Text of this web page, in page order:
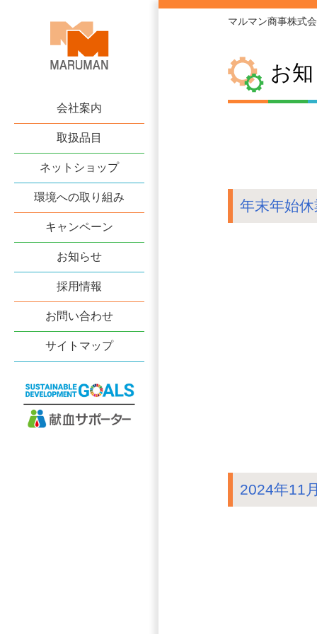
会社案内
取扱品目
ネットショップ
環境への取り組み
キャンペーン
お知らせ
採用情報
お問い合わせ
サイトマップ
マルマン商事株式
お
年末年始
2024年11